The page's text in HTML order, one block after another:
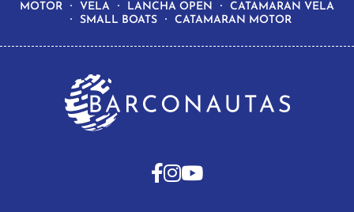
MOTOR VELA LANCHA OPEN
CATAMARAN VELA
SMALL BOATS
CATAMARAN MOTOR